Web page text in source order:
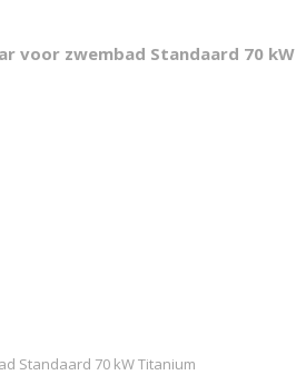
voor zwembad Standaard 70 kW
Standaard 70 kW Titanium